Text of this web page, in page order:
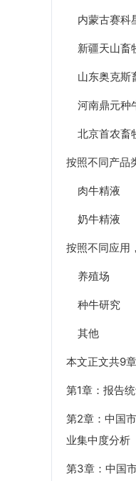
内蒙古赛科
新疆天山畜
山东奥克斯
河南鼎元种
北京首农畜
按照不同产品
肉牛精液
奶牛精液
按照不同应用
养殖场
种牛研究
其他
本文正文共9
第1章：报告
第2章：中国
业集中度分析
第3章：中国